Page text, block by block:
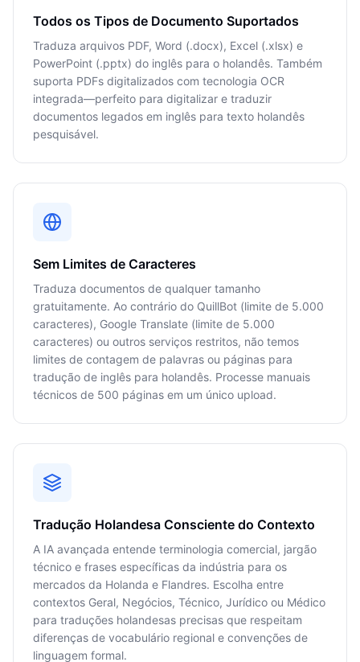
Todos os Tipos de Documento Suportados
Traduza arquivos PDF, Word (.docx), Excel (.xlsx) e
PowerPoint (.pptx) do inglês para o holandês. Também
suporta PDFs digitalizados com tecnologia OCR
integrada—perfeito para digitalizar e traduzir
documentos legados em inglês para texto holandês
pesquisável.
Sem Limites de Caracteres
Traduza documentos de qualquer tamanho
gratuitamente. Ao contrário do QuillBot (limite de 5.000
caracteres), Google Translate (limite de 5.000
caracteres) ou outros serviços restritos, não temos
limites de contagem de palavras ou páginas para
tradução de inglês para holandês. Processe manuais
técnicos de 500 páginas em um único upload.
Tradução Holandesa Consciente do Contexto
A IA avançada entende terminologia comercial, jargão
técnico e frases específicas da indústria para os
mercados da Holanda e Flandres. Escolha entre
contextos Geral, Negócios, Técnico, Jurídico ou Médico
para traduções holandesas precisas que respeitam
diferenças de vocabulário regional e convenções de
linguagem formal.